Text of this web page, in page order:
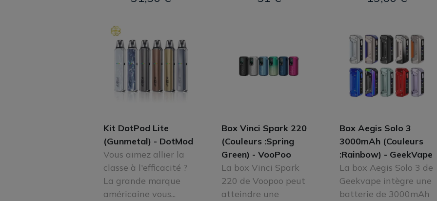
Kit DotPod Lite
(Gunmetal) - DotMod
Vous aimez allier la
classe à l'efficacité ?
La grande marque
américaine vous...
Box Vinci Spark 220
(Couleurs :Spring
Green) - VooPoo
La box Vinci Spark
220 de Voopoo peut
atteindre une
Box Aegis Solo 3
3000mAh (Couleurs
:Rainbow) - GeekVape
La box Aegis Solo 3 de
Geekvape intègre une
batterie de 3000mAh